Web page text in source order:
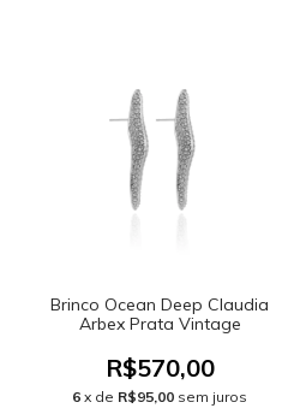
Brinco Ocean Deep Claudia
Arbex Prata Vintage
R$570,00
6 x de R$95,00 sem juros